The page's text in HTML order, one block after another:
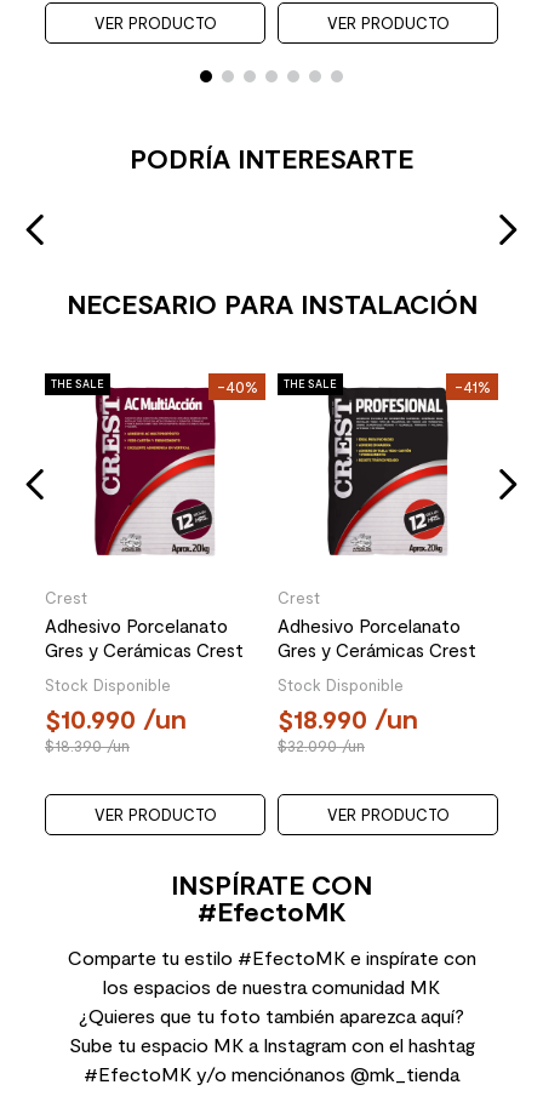
VER PRODUCTO VER PRODUCTO
PODRÍA INTERESARTE
NECESARIO PARA INSTALACIÓN
THE SALE -40%
Crest
Adhesivo Porcelanato
Gres y Cerámicas Crest
AC Multiacción Gris 20 Kg
Stock Disponible
10.990 /un
18.390/un
VER PRODUCTO
THE SALE -41%
Crest
Adhesivo Porcelanato
Gres y Cerámicas Crest
Profesional Gris 20 Kg
Stock Disponible
18.990 /un
32.090/un
VER PRODUCTO
INSPÍRATE CON
#EfectoMK
Comparte tu estilo #EfectoMK e inspírate con
los espacios de nuestra comunidad MK
¿Quieres que tu foto también aparezca aquí?
Sube tu espacio MK a Instagram con el hashtag
#EfectoMK y/o menciónanos @mk_tienda